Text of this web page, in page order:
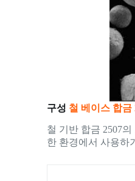
구성 철 베이스 합금
철 기반 합금 2507
한 환경에서 사용하